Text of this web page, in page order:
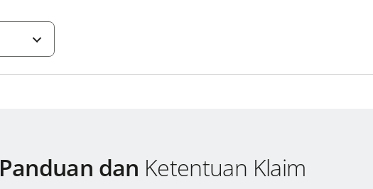
Panduan dan Ketentuan Klaim